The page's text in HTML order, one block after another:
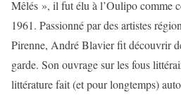
Mêlés », il fut élu à l’Oulipo comme
1961. Passionné par des artistes
Pirenne, André Blavier fit découvrir
garde. Son ouvrage sur les fous
littérature fait (et pour longtemps)